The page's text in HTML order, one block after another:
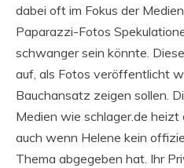
dabei oft im Fokus der
Paparazzi-Fotos
schwanger sein könnte.
auf, als Fotos veröffentlicht
Bauchansatz zeigen sollen.
Medien wie schlager.de heizt
auch wenn Helene kein
Thema abgegeben hat. Ihr